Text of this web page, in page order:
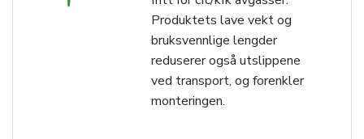
Produktets lave vekt og
bruksvennlige lengder
reduserer også utslippene
ved transport, og forenkler
monteringen.